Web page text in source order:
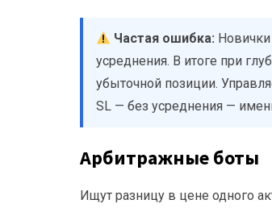
Частая ошибка:
усреднения. В итоге при
убыточной позиции.
SL — без усреднения —
Арбитражные боты
Ищут разницу в цене одного